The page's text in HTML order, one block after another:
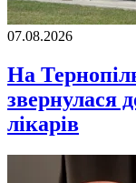
07.08.2026
На
звернулася
лікарів